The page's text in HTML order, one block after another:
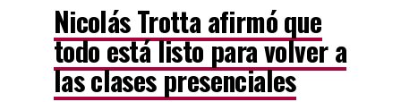
Nicolás Trotta afirmó que
todo está listo para volver a
las clases presenciales